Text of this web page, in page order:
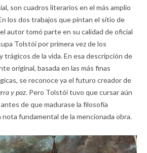
son cuadros literarios en el más amplio
los dos trabajos que pintan el sitio de
autor tomó parte en su calidad de oficial
Tolstói por primera vez de los
de la vida. En esa descripción de
original, basada en las más finas
se reconoce ya el futuro creador de
y paz. Pero Tolstói tuvo que cursar aún
de que madurase la filosofía
nota fundamental de la mencionada obra.